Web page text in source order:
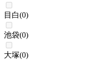
目白(0)
池袋(0)
大塚(0)